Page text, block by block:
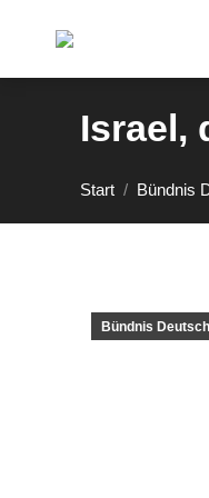
Israel,
Sie befinden
Start Bündnis
Bündnis